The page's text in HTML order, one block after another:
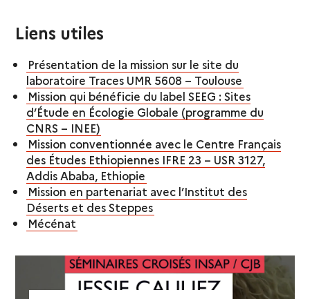
Liens utiles
Présentation de la mission sur le site du
laboratoire Traces UMR 5608 – Toulouse
Mission qui bénéficie du label SEEG : Sites
d’Étude en Écologie Globale (programme du
CNRS – INEE)
Mission conventionnée avec le Centre Français
des Études Ethiopiennes IFRE 23 – USR 3127,
Addis Ababa, Ethiopie
Mission en partenariat avec l’Institut des
Déserts et des Steppes
Mécénat